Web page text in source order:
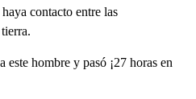
contacto entre las
este hombre y pasó ¡27 horas en